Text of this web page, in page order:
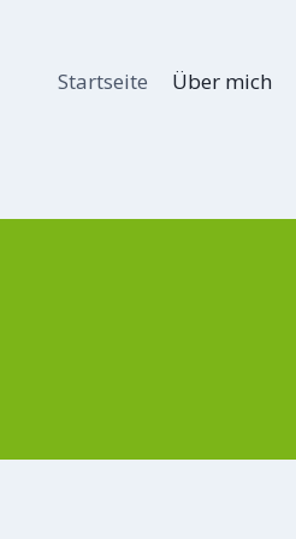
springenStartseite Über mich